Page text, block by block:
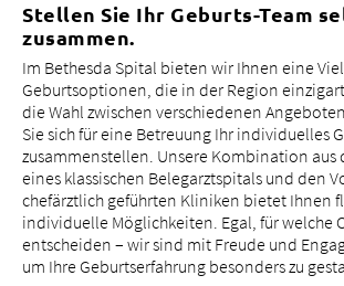
Stellen Sie Ihr Geburts-Team
zusammen.
Im Bethesda Spital bieten wir Ihnen eine
Geburtsoptionen, die in der Region
die Wahl zwischen verschiedenen
Sie sich für eine Betreuung Ihr individuelles
zusammenstellen. Unsere Kombination aus
eines klassischen Belegarztspitals und den
chefärztlich geführten Kliniken bietet Ihnen
individuelle Möglichkeiten. Egal, für welche
entscheiden – wir sind mit Freude und
um Ihre Geburtserfahrung besonders zu